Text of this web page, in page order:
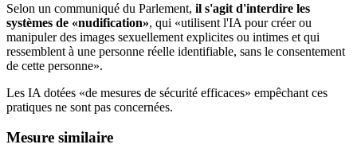
Selon un communiqué du Parlement, il s'agit d'interdire les
systèmes de «nudification», qui «utilisent l'IA pour créer ou
manipuler des images sexuellement explicites ou intimes et qui
ressemblent à une personne réelle identifiable, sans le consentement
de cette personne».
Les IA dotées «de mesures de sécurité efficaces» empêchant ces
pratiques ne sont pas concernées.
Mesure similaire